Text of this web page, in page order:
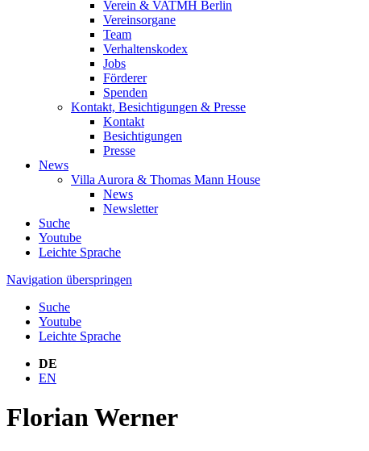
Verein & VATMH Berlin
Vereinsorgane
Team
Verhaltenskodex
Jobs
Förderer
Spenden
Kontakt, Besichtigungen & Presse
Kontakt
Besichtigungen
Presse
News
Villa Aurora & Thomas Mann House
News
Newsletter
Suche
Youtube
Leichte Sprache
Navigation überspringen
Suche
Youtube
Leichte Sprache
DE
EN
Florian Werner